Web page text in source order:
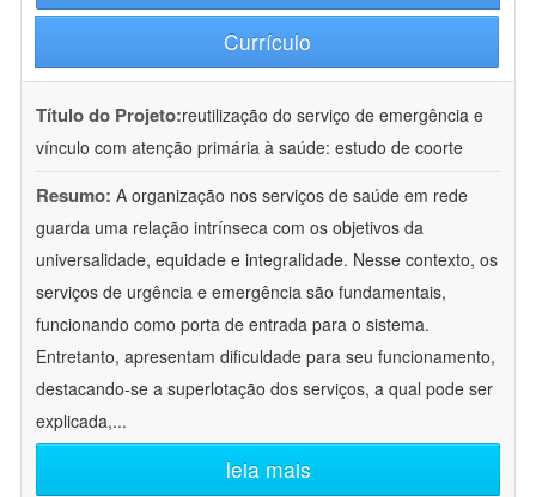
Currículo
Título do Projeto:reutilização do serviço de emergência e
vínculo com atenção primária à saúde: estudo de coorte
Resumo: A organização nos serviços de saúde em rede
guarda uma relação intrínseca com os objetivos da
universalidade, equidade e integralidade. Nesse contexto, os
serviços de urgência e emergência são fundamentais,
funcionando como porta de entrada para o sistema.
Entretanto, apresentam dificuldade para seu funcionamento,
destacando-se a superlotação dos serviços, a qual pode ser
explicada,...
leia mais